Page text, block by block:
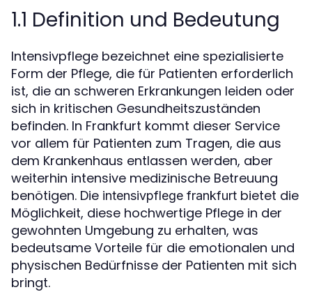
1.1 Definition und Bedeutung
Intensivpflege bezeichnet eine spezialisierte
Form der Pflege, die für Patienten erforderlich
ist, die an schweren Erkrankungen leiden oder
sich in kritischen Gesundheitszuständen
befinden. In Frankfurt kommt dieser Service
vor allem für Patienten zum Tragen, die aus
dem Krankenhaus entlassen werden, aber
weiterhin intensive medizinische Betreuung
benötigen. Die intensivpflege frankfurt bietet die
Möglichkeit, diese hochwertige Pflege in der
gewohnten Umgebung zu erhalten, was
bedeutsame Vorteile für die emotionalen und
physischen Bedürfnisse der Patienten mit sich
bringt.